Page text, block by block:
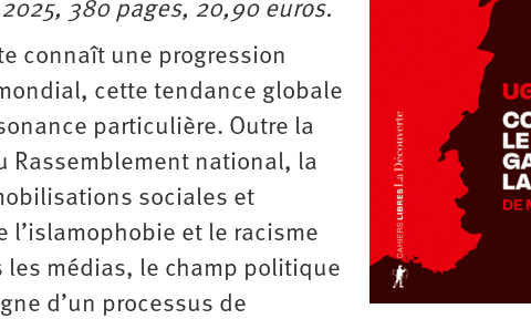
Amérique
Nord
Amérique
latine
Europe
Moyen-
Orient
380 pages, 20,90 euros.
connaît une progression
cette tendance globale
particulière. Outre la
Rassemblement national, la
sociales et
et le racisme
les médias, le champ politique
d’un processus de